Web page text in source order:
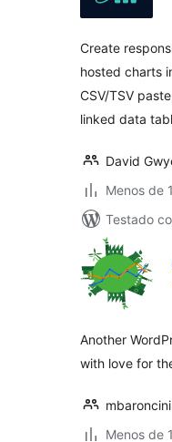
Create
hosted charts
CSV/TSV
linked data
David
Menos de
Testado
Another
with love for
mbaroncini
Menos de